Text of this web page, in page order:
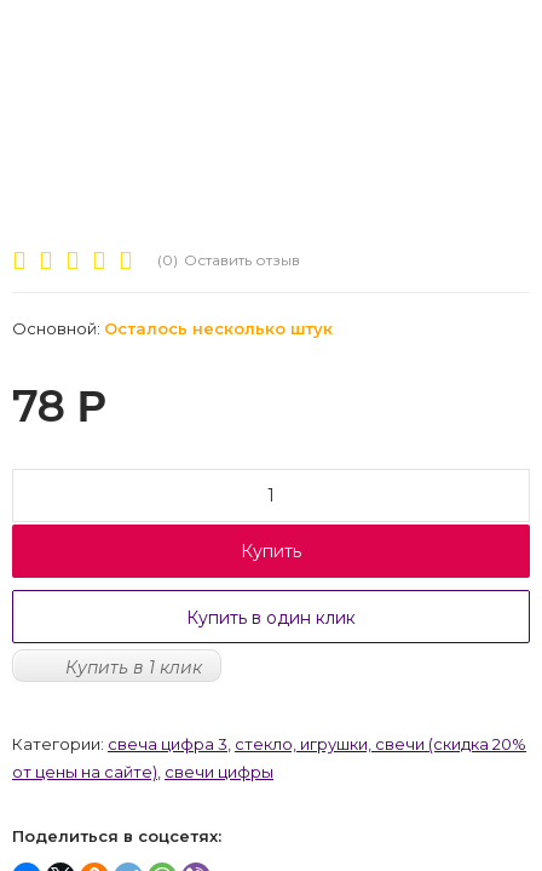
(0) Оставить отзыв
Основной: Осталось несколько штук
78 Р
Купить
Купить в один клик
Купить в 1 клик
Категории: свеча цифра 3 стекло, игрушки, свечи (скидка 20%
от цены на сайте) свечи цифры
Поделиться в соцсетях: